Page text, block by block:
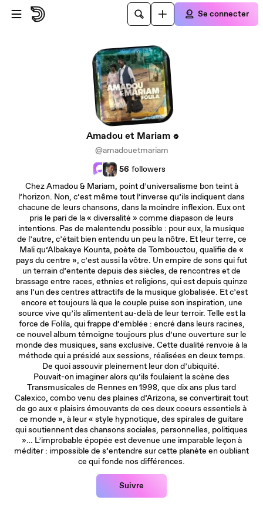
Passer au contenu principal
Se connecter
Amadou et Mariam
@amadouetmariam
56 followers
Chez Amadou & Mariam, point d’universalisme bon teint à
l’horizon. Non, c’est même tout l’inverse qu’ils indiquent dans
chacune de leurs chansons, dans la moindre inflexion. Eux ont
pris le pari de la « diversalité » comme diapason de leurs
intentions. Pas de malentendu possible : pour eux, la musique
de l’autre, c’était bien entendu un peu la nôtre. Et leur terre, ce
Mali qu’Albakaye Kounta, poète de Tombouctou, qualifie de «
pays du centre », c’est aussi la vôtre. Un empire de sons qui fut
un terrain d’entente depuis des siècles, de rencontres et de
brassage entre races, ethnies et religions, qui est depuis quinze
ans l’un des centres attractifs de la musique globalisée. Et c’est
encore et toujours là que le couple puise son inspiration, une
source vive qu’ils alimentent au-delà de leur terroir. Telle est la
force de Folila, qui frappe d’emblée : encré dans leurs racines,
ce nouvel album témoigne toujours plus d’une ouverture sur le
monde des musiques, sans exclusive. Cette dualité renvoie à la
méthode qui a présidé aux sessions, réalisées en deux temps.
De quoi assouvir pleinement leur don d’ubiquité.
Pouvait-on imaginer alors qu’ils foulaient la scène des
Transmusicales de Rennes en 1998, que dix ans plus tard
Calexico, combo venu des plaines d’Arizona, se convertirait tout
de go aux « plaisirs émouvants de ces deux coeurs essentiels à
ce monde », à leur « style hypnotique, des spirales de guitare
qui soutiennent des chansons sociales, personnelles, politiques
»… L’improbable épopée est devenue une imparable leçon à
méditer : impossible de s’entendre sur cette planète en oubliant
ce qui fonde nos différences.
Suivre